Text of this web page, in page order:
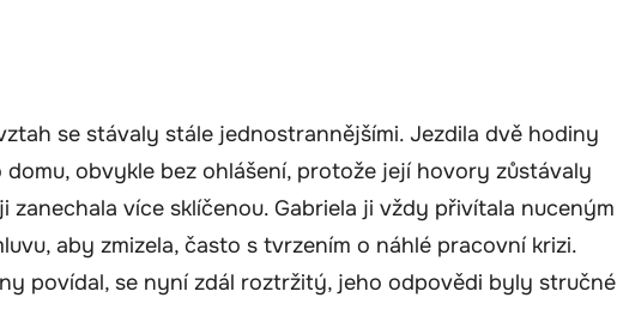
se stávaly stále jednostrannějšími. Jezdila dvě hodiny
obvykle bez ohlášení, protože její hovory zůstávaly
zanechala více sklíčenou. Gabriela ji vždy přivítala nuceným
aby zmizela, často s tvrzením o náhlé pracovní krizi.
povídal, se nyní zdál roztržitý, jeho odpovědi byly stručné